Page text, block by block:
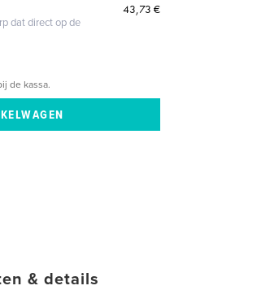
dat direct op de
43,73 €
de kassa.
& details